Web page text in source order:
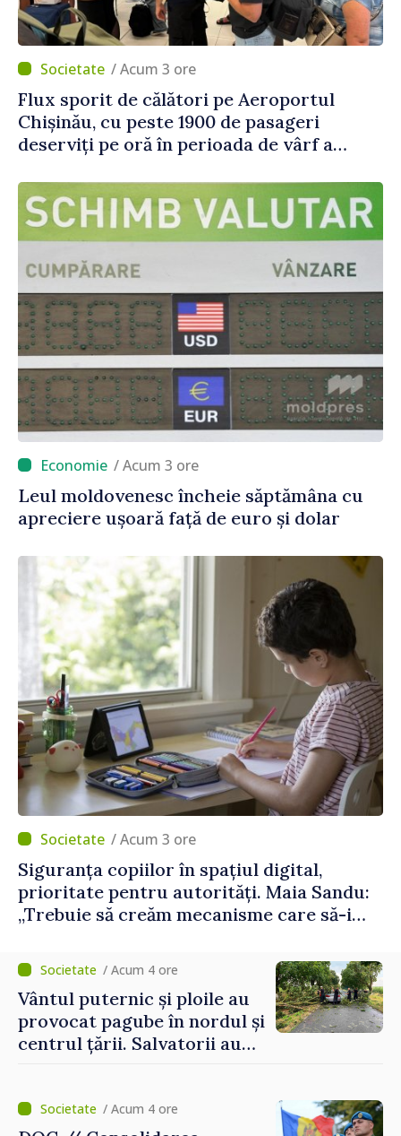
/ Acum 3 ore
Flux sporit de călători pe Aeroportul
Chișinău, cu peste 1900 de pasageri
deserviți pe oră în perioada de vârf a
/ Acum 3 ore
Leul moldovenesc încheie săptămâna cu
apreciere ușoară față de euro și dolar
/ Acum 3 ore
Siguranța copiilor în spațiul digital,
prioritate pentru autorități. Maia Sandu:
„Trebuie să creăm mecanisme care să-i
/ Acum 4 ore
Vântul puternic și ploile au
provocat pagube în nordul și
centrul țării. Salvatorii au
/ Acum 4 ore